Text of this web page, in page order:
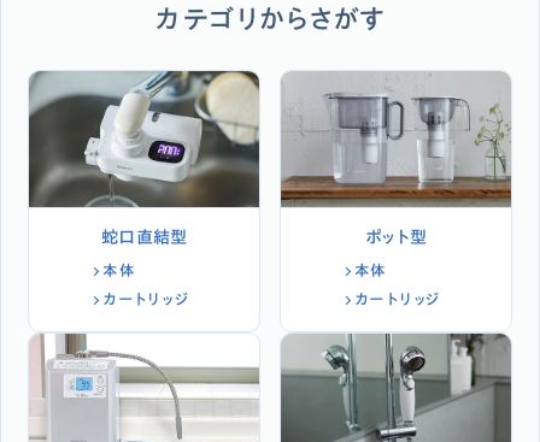
カテゴリからさがす
蛇口直結型
本体
カートリッジ
ポット型
本体
カートリッジ